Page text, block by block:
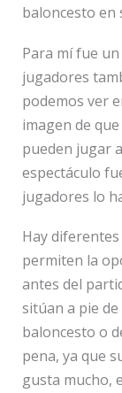
baloncesto en
Para mí fue
jugadores
podemos ver
imagen de
pueden jugar
espectáculo
jugadores lo
Hay
permiten la
antes del
sitúan a pie
baloncesto o
pena, ya que
gusta mucho,